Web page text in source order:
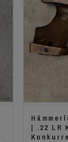
| .22 LR